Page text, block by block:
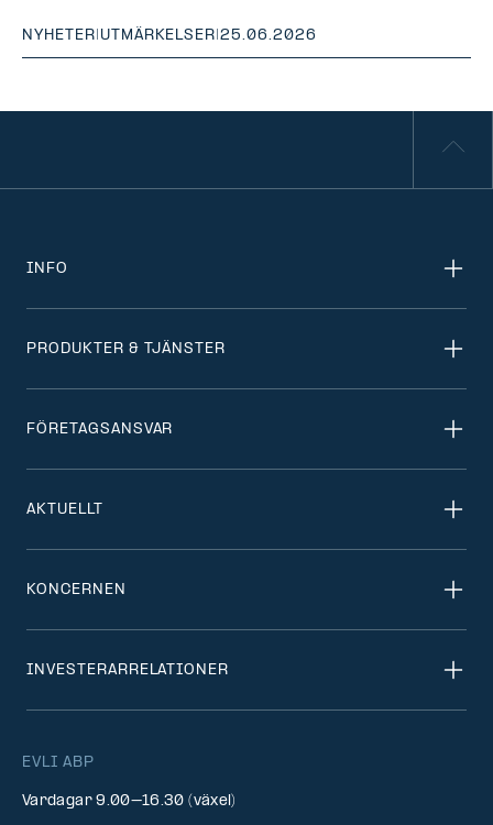
NYHETER| UTMÄRKELSER|25.06.2026
EVLI ABP
Vardagar 9.00–16.30 (växel)
INFO
PRODUKTER & TJÄNSTER
FÖRETAGSANSVAR
AKTUELLT
KONCERNEN
INVESTERARRELATIONER